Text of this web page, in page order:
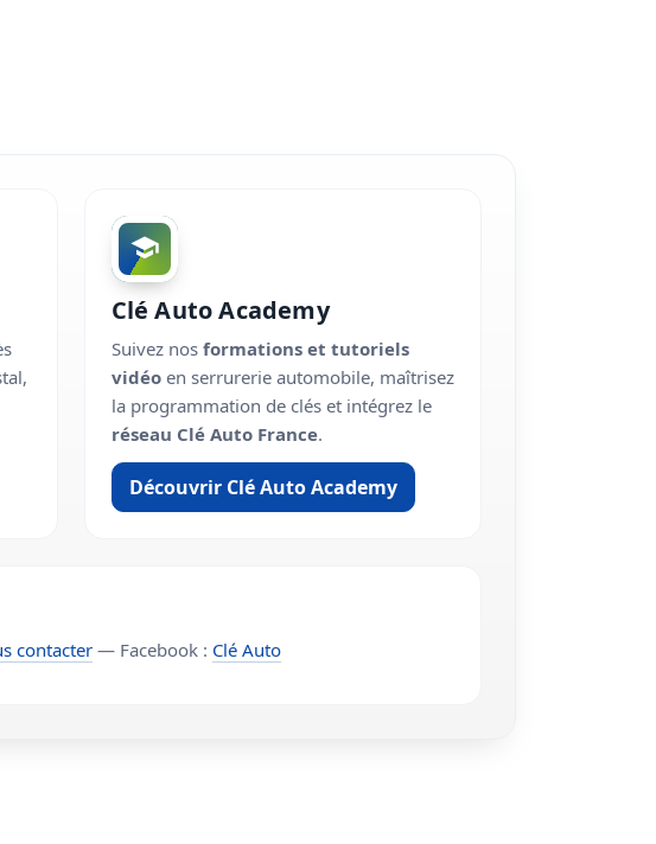
Clé Auto Academy
Suivez nos formations et tutoriels
vidéoen serrurerie automobile, maîtrisez
la programmation de clés et intégrez le
réseau Clé Auto France.
Découvrir Clé Auto Academy
contacter— Facebook : Clé Auto